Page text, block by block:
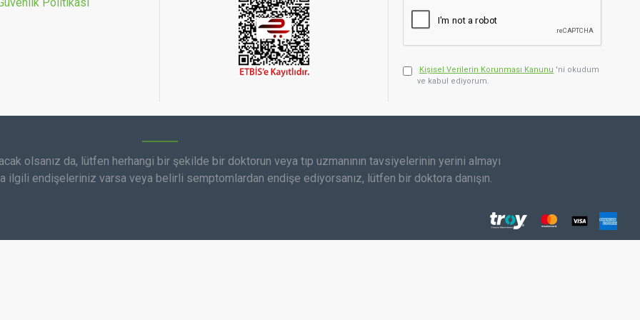
(ağrı kesici etki). EMS modu ise kasları doğrudan uyararak kas kontraksiyonu sağlar (kas geliştirici etki). JPD-ES210'da her
azaldığında veya elektrik iletimi zayıfladığında değiştirilmelidir. Temiz ve kuru saklama elektrot ömrünü uzatır.
Kişisel Verilerin Korunması Kanunu 'ni okudum
ve kabul ediyorum.
olsanız da, lütfen herhangi bir şekilde bir doktorun veya tıp uzmanının tavsiyelerinin yerini almayı
ilgili endişeleriniz varsa veya belirli semptomlardan endişe ediyorsanız, lütfen bir doktora danışın.
soruları uzmanımıza sorun.